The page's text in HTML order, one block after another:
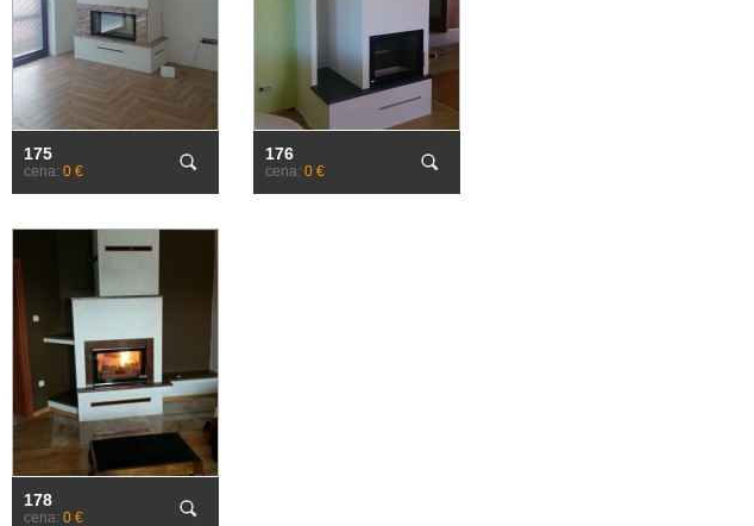
175
cena: 0 €
176
cena: 0 €
178
cena: 0 €